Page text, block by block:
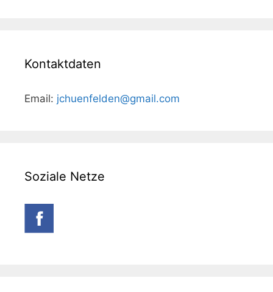
Kontaktdaten
Email: jchuenfelden@gmail.com
Soziale Netze